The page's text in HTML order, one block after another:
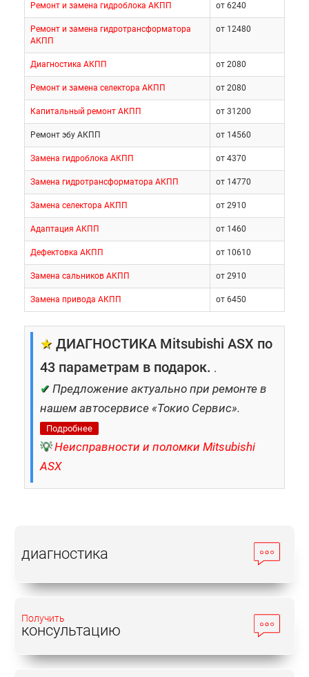
Ремонт и замена гидроблока АКПП от 6240
Ремонт и замена гидротрансформатора
АКПП
от 12480
Диагностика АКПП от 2080
Ремонт и замена селектора АКПП от 2080
Капитальный ремонт АКПП от 31200
Ремонт эбу АКПП от 14560
Замена гидроблока АКПП от 4370
Замена гидротрансформатора АКПП от 14770
Замена селектора АКПП от 2910
Адаптация АКПП от 1460
Дефектовка АКПП от 10610
Замена сальников АКПП от 2910
Замена привода АКПП от 6450
★ ДИАГНОСТИКА Mitsubishi ASX по
43 параметрам в подарок. .
✔ Предложение актуально при ремонте в
нашем автосервисе «Токио Сервис».
Подробнее
💡 Неисправности и поломки Mitsubishi
ASX
диагностика
Получить
консультацию